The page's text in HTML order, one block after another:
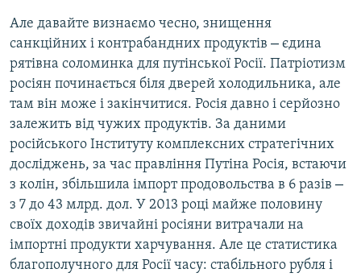
Але давайте визнаємо чесно, знищення
санкційних і контрабандних продуктів – єдина
рятівна соломинка для путінської Росії. Патріотизм
росіян починається біля дверей холодильника, але
там він може і закінчитися. Росія давно і серйозно
залежить від чужих продуктів. За даними
російського Інституту комплексних стратегічних
досліджень, за час правління Путіна Росія, встаючи
з колін, збільшила імпорт продовольства в 6 разів –
з 7 до 43 млрд. дол. У 2013 році майже половину
своїх доходів звичайні росіяни витрачали на
імпортні продукти харчування. Але це статистика
благополучного для Росії часу: стабільного рубля і